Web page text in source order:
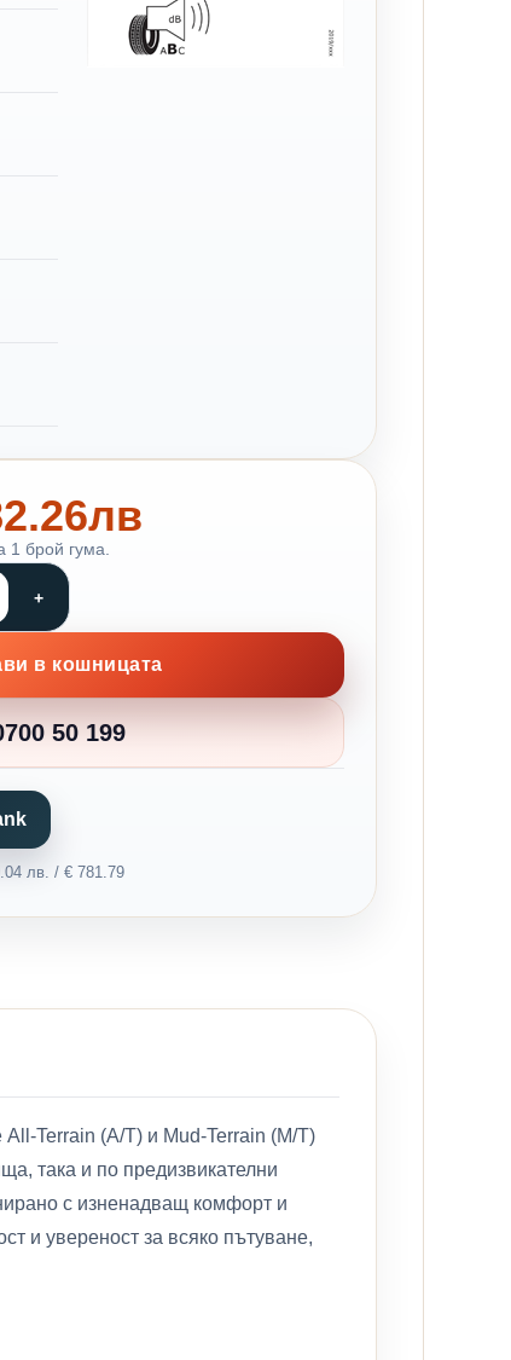
1 брой гума.
в кошницата
50 199
лв. / € 781.79
Terrain (A/T) и Mud-Terrain (M/T)
така и по предизвикателни
с изненадващ комфорт и
и увереност за всяко пътуване,